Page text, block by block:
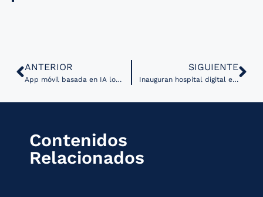
ANTERIOR
App móvil basada en IA logró identificar lesiones provocadas por mpox￼
SIGUIENTE
Inauguran hospital digital en León, Guanajuato￼
Contenidos
Relacionados